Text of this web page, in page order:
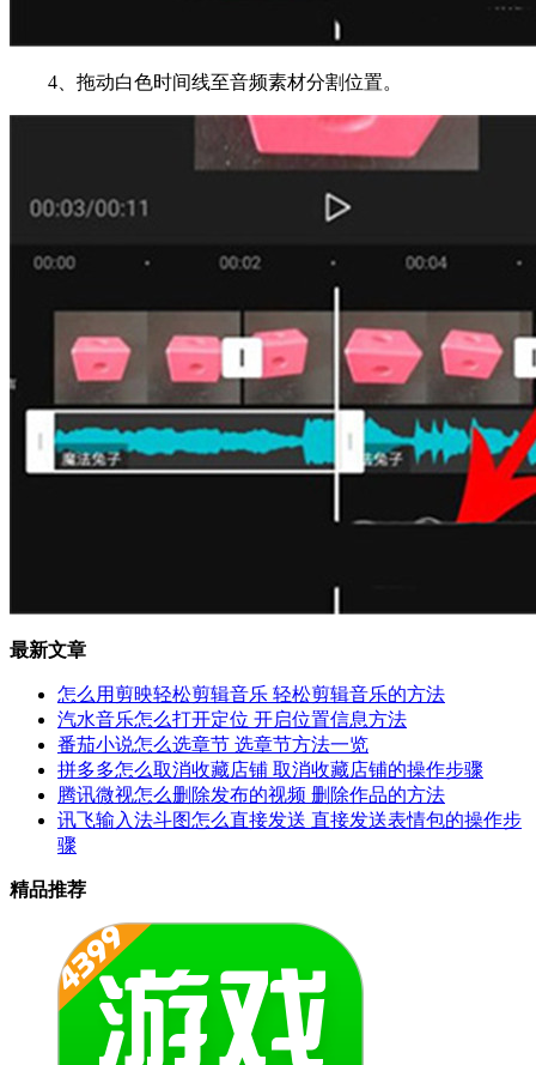
4、拖动白色时间线至音频素材分割位置。
最新文章
怎么用剪映轻松剪辑音乐 轻松剪辑音乐的方法
汽水音乐怎么打开定位 开启位置信息方法
番茄小说怎么选章节 选章节方法一览
拼多多怎么取消收藏店铺 取消收藏店铺的操作步骤
腾讯微视怎么删除发布的视频 删除作品的方法
讯飞输入法斗图怎么直接发送 直接发送表情包的操作步
骤
精品推荐